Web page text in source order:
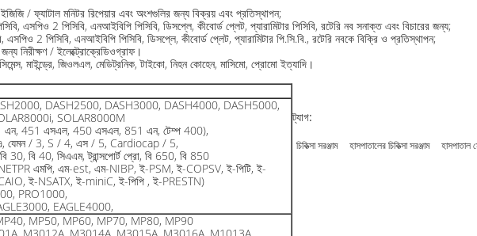
ইজিজি / ফ্যাটাল মনিটর রিপেয়ার এবং অংশগুলির জন্য বিক্রয় এবং প্রতিস্থাপন;
এসপিও 2 পিসিবি, এনআইবিপি পিসিবি, ডিসপ্লে, কীবোর্ড প্লেট, প্যারামিটার পিসিবি, রটেরি নব সনাক্ত এবং বিচারের জন্য;
এসপিও 2 পিসিবি, এনআইবিপি পিসিবি, ডিসপ্লে, কীবোর্ড প্লেট, প্যারামিটার পি.সি.বি., রটেরি নবকে বিক্রি ও প্রতিস্থাপন;
জন্য নিরীক্ষণ / ইলেক্ট্রোক্রেডিওগ্রাফ।
মাইন্ড্রে, জিওলএল, মেডিট্রনিক, টাইকো, নিহন কোহেন, মাসিমো, প্রোমো ইত্যাদি।
DASH2500, DASH3000, DASH4000, DASH5000,
SOLAR8000M
এন, 451 এসএল, 450 এসএল, 851 এন, টেম্প 400),
যেমন / 3, S / 4, এস / 5, Cardiocap / 5,
30, বি 40, সিএএম, ট্রান্সপোর্ট প্রো, বি 650, বি 850
এমপি, এম-est, এম-NIBP, ই-PSM, ই-COPSV, ই-পিটি, ই-
ই-NSATX, ই-miniC, ই-পিপি , ই-PRESTN)
PRO1000,
EAGLE4000,
MP50, MP60, MP70, MP80, MP90
ট্যাগ:
চিকিত্সা সরঞ্জাম হাসপাতালের চিকিত্সা সরঞ্জাম হাসপাতাল